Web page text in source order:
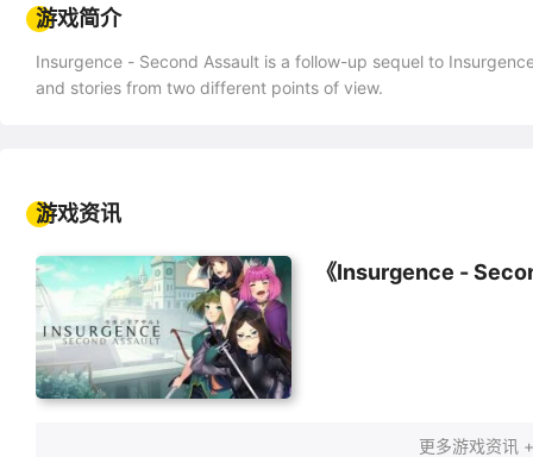
游戏简介
Insurgence - Second Assault is a follow-up sequel to
and stories from two different points of view.
游戏资讯
《Insurgence -
更多游戏资讯 +